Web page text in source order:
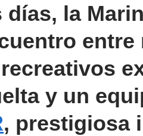
la
entre
y un
, prestigiosa